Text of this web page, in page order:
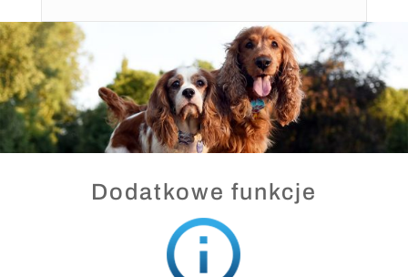
Dodatkowe funkcje